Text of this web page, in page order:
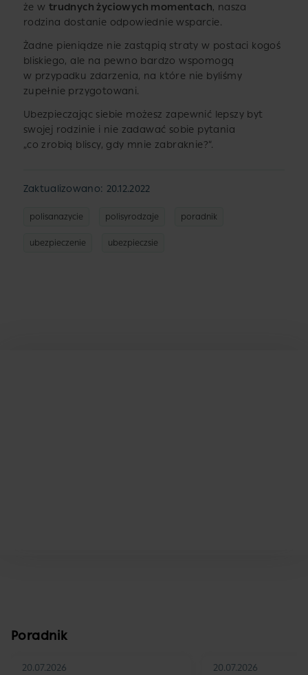
że w trudnych życiowych momentach, nasza
rodzina dostanie odpowiednie wsparcie.
Żadne pieniądze nie zastąpią straty w postaci kogoś
bliskiego, ale na pewno bardzo wspomogą
w przypadku zdarzenia, na które nie byliśmy
zupełnie przygotowani.
Ubezpieczając siebie możesz zapewnić lepszy byt
swojej rodzinie i nie zadawać sobie pytania
„co zrobią bliscy, gdy mnie zabraknie?”.
Zaktualizowano: 20.12.2022
polisanazycie polisyrodzaje poradnik
ubezpieczenie ubezpieczsie
Poradnik
20.07.2026
20.07.2026